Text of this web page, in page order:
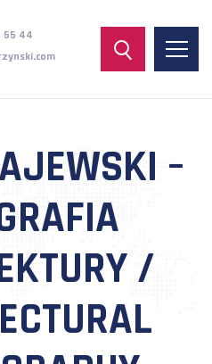
55 44
–
/